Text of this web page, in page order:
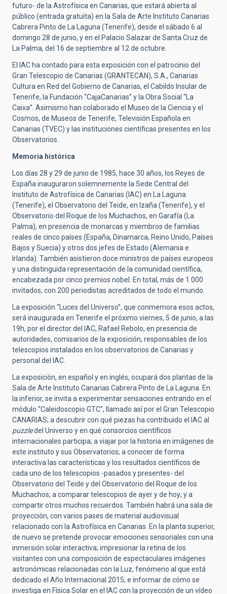
futuro- de la Astrofísica en Canarias, que estará abierta al
público (entrada gratuita) en la Sala de Arte Instituto Canarias
Cabrera Pinto de La Laguna (Tenerife), desde el sábado 6 al
domingo 28 de junio, y en el Palacio Salazar de Santa Cruz de
La Palma, del 16 de septiembre al 12 de octubre.
El IAC ha contado para esta exposición con el patrocinio del
Gran Telescopio de Canarias (GRANTECAN), S.A., Canarias
Cultura en Red del Gobierno de Canarias, el Cabildo Insular de
Tenerife, la Fundación “CajaCanarias” y la Obra Social “La
Caixa”. Asimismo han colaborado el Museo de la Ciencia y el
Cosmos, de Museos de Tenerife, Televisión Española en
Canarias (TVEC) y las instituciones científicas presentes en los
Observatorios.
Memoria histórica
Los días 28 y 29 de junio de 1985, hace 30 años, los Reyes de
España inauguraron solemnemente la Sede Central del
Instituto de Astrofísica de Canarias (IAC) en La Laguna
(Tenerife), el Observatorio del Teide, en Izaña (Tenerife), y el
Observatorio del Roque de los Muchachos, en Garafía (La
Palma), en presencia de monarcas y miembros de familias
reales de cinco países (España, Dinamarca, Reino Unido, Países
Bajos y Suecia) y otros dos jefes de Estado (Alemania e
Irlanda). También asistieron doce ministros de países europeos
y una distinguida representación de la comunidad científica,
encabezada por cinco premios nobel. En total, más de 1.000
invitados, con 200 periodistas acreditados de todo el mundo.
La exposición “Luces del Universo”, que conmemora esos actos,
será inaugurada en Tenerife el próximo viernes, 5 de junio, a las
19h, por el director del IAC, Rafael Rebolo, en presencia de
autoridades, comisarios de la exposición, responsables de los
telescopios instalados en los observatorios de Canarias y
personal del IAC.
La exposición, en español y en inglés, ocupará dos plantas de la
Sala de Arte Instituto Canarias Cabrera Pinto de La Laguna. En
la inferior, se invita a experimentar sensaciones entrando en el
módulo “Caleidoscopio GTC”, llamado así por el Gran Telescopio
CANARIAS; a descubrir con qué piezas ha contribuido el IAC al
puzzledel Universo y en qué consorcios científicos
internacionales participa; a viajar por la historia en imágenes de
este instituto y sus Observatorios; a conocer de forma
interactiva las características y los resultados científicos de
cada uno de los telescopios -pasados y presentes- del
Observatorio del Teide y del Observatorio del Roque de los
Muchachos; a comparar telescopios de ayer y de hoy; y a
compartir otros muchos recuerdos. También habrá una sala de
proyección, con varios pases de material audiovisual
relacionado con la Astrofísica en Canarias. En la planta superior,
de nuevo se pretende provocar emociones sensoriales con una
inmersión solar interactiva; impresionar la retina de los
visitantes con una composición de espectaculares imágenes
astronómicas relacionadas con la Luz, fenómeno al que está
dedicado el Año Internacional 2015; e informar de cómo se
investiga en Física Solar en el IAC con la proyección de un vídeo